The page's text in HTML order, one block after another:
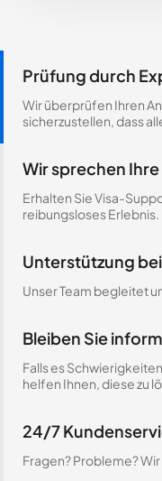
Prüfung durch
Wir überprüfen Ihren
sicherzustellen, dass
Wir sprechen
Erhalten Sie Visa-
reibungsloses Erlebnis.
Unterstützung
Unser Team begleitet
Bleiben Sie
Falls es
helfen Ihnen, diese zu
24/7
Fragen? Probleme?